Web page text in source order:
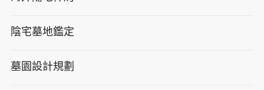
陰宅墓地鑑定
墓園設計規劃